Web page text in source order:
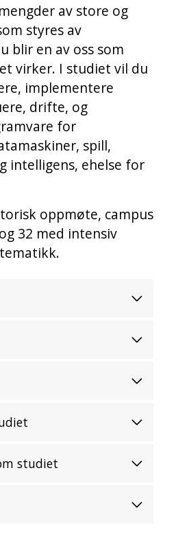
av store og
styres av
blir en av oss som
virker. I studiet vil du
implementere
drifte, og
for
spill,
intelligens, ehelse for
oppmøte, campus
32 med intensiv
studiet